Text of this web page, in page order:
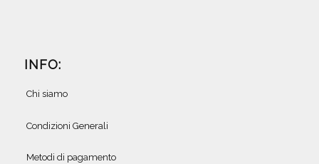
INFO:
Chi siamo
Condizioni Generali
Metodi di pagamento